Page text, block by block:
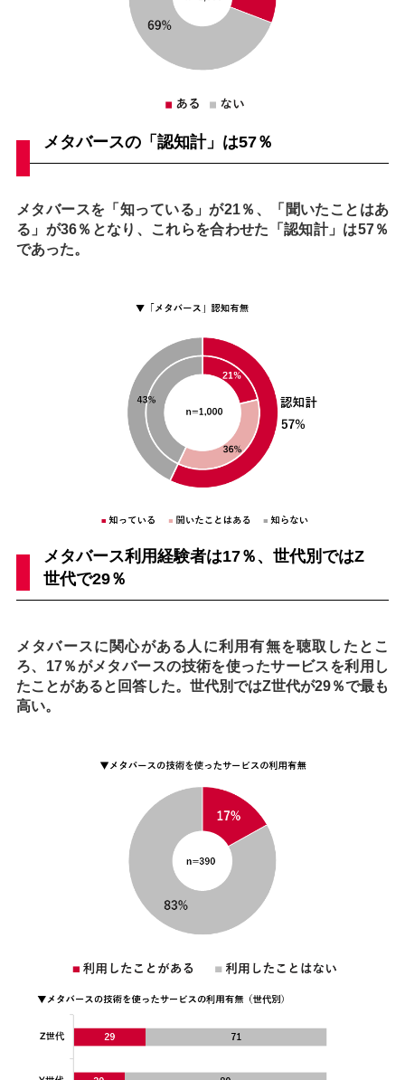
メタバースの「認知計」は57％
メタバースを「知っている」が21％、「聞いたことはあ
る」が36％となり、これらを合わせた「認知計」は57％
であった。
メタバース利用経験者は17％、世代別ではZ
世代で29％
メタバースに関心がある人に利用有無を聴取したとこ
ろ、17％がメタバースの技術を使ったサービスを利用し
たことがあると回答した。世代別ではZ世代が29％で最も
高い。